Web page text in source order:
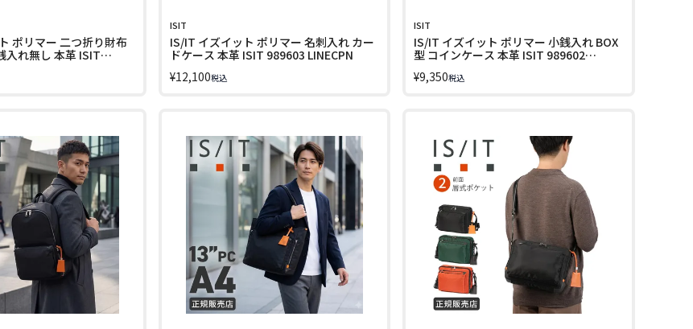
ポリマー 二つ折り財布
入れ無し 本革 ISIT
ISIT
IS/IT イズイット ポリマー 名刺入れ カー
ドケース 本革 ISIT 989603 LINECPN
¥12,100税込
ISIT
IS/IT イズイット ポリマー 小銭入れ BOX
型 コインケース 本革 ISIT 989602
¥9,350税込